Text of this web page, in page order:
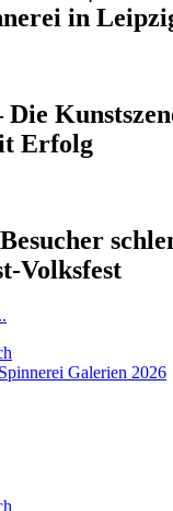
in
Die
Erfolg
Volksfest
Galerien 2026